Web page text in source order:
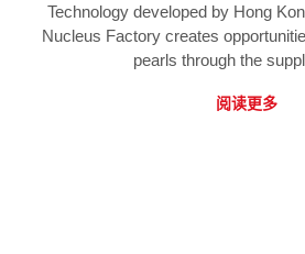
Technology developed by Hong
Nucleus Factory creates
pearls through the
阅读更多